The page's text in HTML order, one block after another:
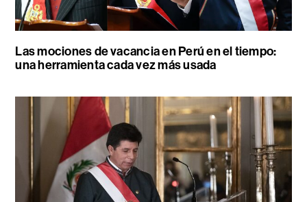
Las mociones de vacancia en Perú en el tiempo:
una herramienta cada vez más usada